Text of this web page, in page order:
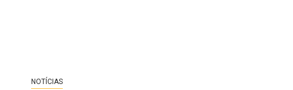
NOTÍCIAS